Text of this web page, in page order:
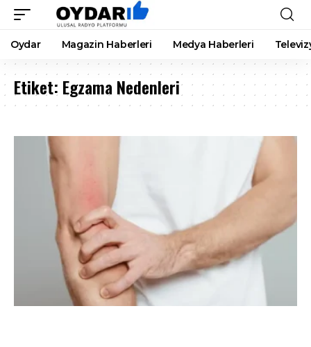
Oydar Magazin Haberleri Medya Haberleri
Etiket: Egzama Nedenleri